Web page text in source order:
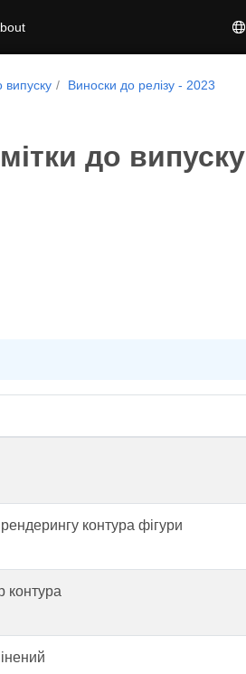
випуску
Виноски до релізу - 2023
до випуску
контура фігури
контура